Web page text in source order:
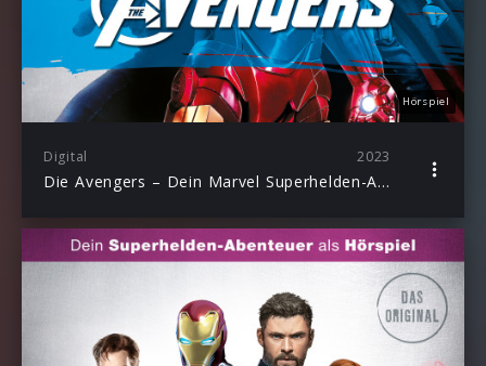
Hörspiel
Digital 2023
Die Avengers – Dein Marvel Superhelden-Abenteuer als Hörspiel